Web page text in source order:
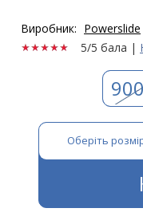
Виробник: Powerslide
5/5 бала |
Оберіть